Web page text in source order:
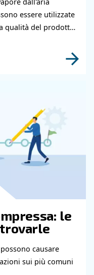
sui
in grado di
esperti